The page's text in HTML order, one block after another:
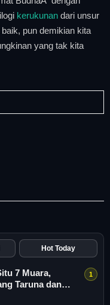
kerukunan dari unsur
pun demikian kita
yang tak kita
Hot Today
7 Muara,
Taruna dan